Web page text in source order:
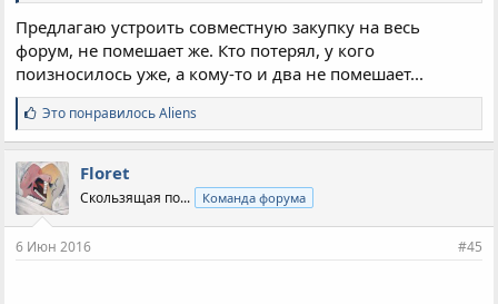
Предлагаю устроить совместную закупку на весь
форум, не помешает же. Кто потерял, у кого
поизносилось уже, а кому-то и два не помешает...
С
и
м
п
а
т
и
:
Это понравилосьAliens
Floret
Скользящая по... Команда форума
6 Июн 2016 #45